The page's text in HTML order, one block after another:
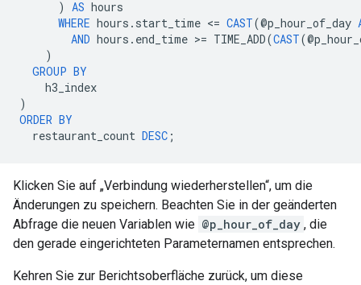
) AS hours
WHERE hours . start_time <= CAST(@p_hour_of_day
AND hours . end_time >= TIME_ADD(CAST(@
)
GROUP BY
h3_index
)
ORDER BY
restaurant_count DESC ;
Klicken Sie auf „Verbindung wiederherstellen“, um die
Änderungen zu speichern. Beachten Sie in der geänderten
Abfrage die neuen Variablen wie @p_hour_of_day , die
den gerade eingerichteten Parameternamen entsprechen.
Kehren Sie zur Berichtsoberfläche zurück, um diese